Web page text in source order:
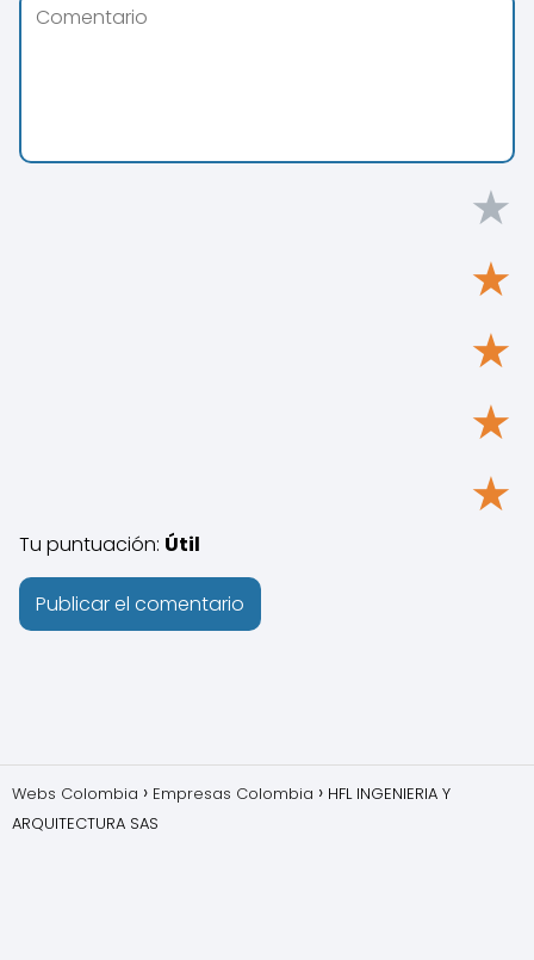
★
★
★
★
★
Tu puntuación: Útil
Webs Colombia Empresas Colombia
HFL INGENIERIA Y
ARQUITECTURA SAS